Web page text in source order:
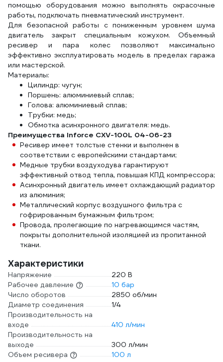
помощью оборудования можно выполнять окрасочные
работы, подключать пневматический инструмент.
Для безопасной работы с пониженным уровнем шума
двигатель закрыт специальным кожухом. Объемный
ресивер и пара колес позволяют максимально
эффективно эксплуатировать модель в пределах гаража
или мастерской.
Материалы:
Цилиндр: чугун;
Поршень: алюминиевый сплав;
Голова: алюминиевый сплав;
Трубки: медь;
Обмотка асинхронного двигателя: медь.
Преимущества Inforce CXV-100L 04-06-23
Ресивер имеет толстые стенки и выполнен в
соответствии с европейскими стандартами;
Медные трубки воздуходува гарантируют
эффективный отвод тепла, повышая КПД компрессора;
Асинхронный двигатель имеет охлаждающий радиатор
из алюминия;
Металлический корпус воздушного фильтра с
гофрированным бумажным фильтром;
Провода, пролегающие по нагревающимся частям,
покрыты дополнительной изоляцией из пропитанной
ткани.
Характеристики
Напряжение
220 В
Рабочее давление
10 бар
Число оборотов
2850 об/мин
Диаметр соединения
1/4
Производительность на
входе
410 л/мин
Производительность на
выходе
300 л/мин
Объем ресивера
100 л